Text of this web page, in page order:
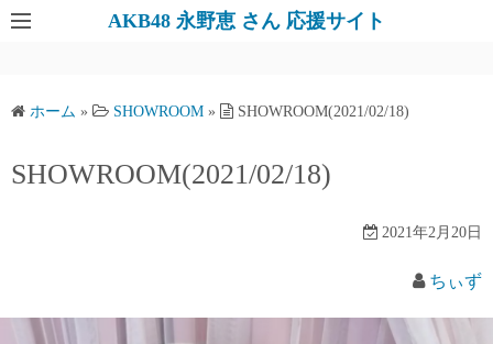
AKB48 永野恵 さん 応援サイト
ホーム » SHOWROOM » SHOWROOM(2021/02/18)
SHOWROOM(2021/02/18)
2021年2月20日
ちぃず